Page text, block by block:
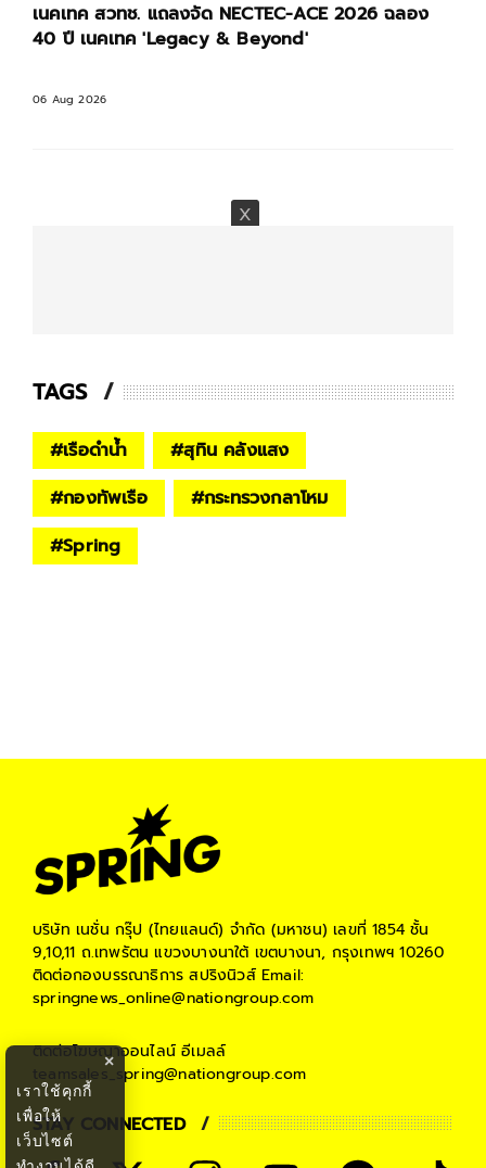
เนคเทค สวทช. แถลงจัด NECTEC-ACE 2026 ฉลอง
40 ปี เนคเทค 'Legacy & Beyond'
06 Aug 2026
TAGS
#เรือดำน้ำ #สุทิน คลังแสง
#กองทัพเรือ #กระทรวงกลาโหม
#Spring
บริษัท เนชั่น กรุ๊ป (ไทยแลนด์) จำกัด (มหาชน) เลขที่ 1854 ชั้น
9,10,11 ถ.เทพรัตน แขวงบางนาใต้ เขตบางนา, กรุงเทพฯ 10260
ติดต่อกองบรรณาธิการ สปริงนิวส์Email:
springnews_online@nationgroup.com
ติดต่อโฆษณาออนไลน์ อีเมลล์
teamsales_spring@nationgroup.com
STAY CONNECTED
×
เราใช้คุกกี้
เพื่อให้
เว็บไซต์